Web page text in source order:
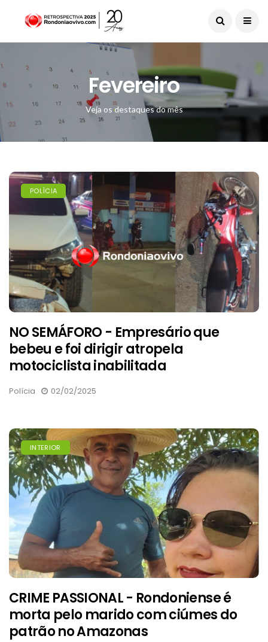
Fevereiro
Veja os destaques do mês
POLÍCIA
NO SEMÁFORO - Empresário que
bebeu e foi dirigir atropela
motociclista inabilitada
Polícia 02/02/2025
INTERIOR
CRIME PASSIONAL - Rondoniense é
morta pelo marido com ciúmes do
patrão no Amazonas